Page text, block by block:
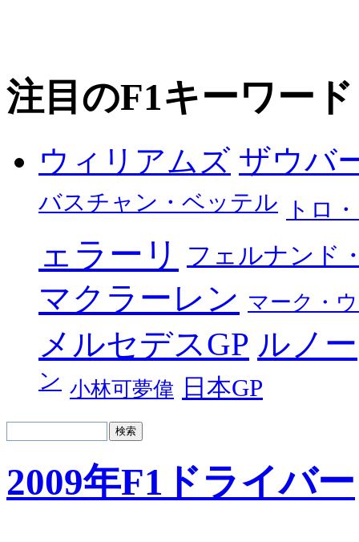
注目のF1キーワード
ウィリアムズ ザウバ
バスチャン・ベッテル トロ
ェラーリ フェルナンド
マクラーレン マーク・
メルセデスGP ルノー
ン 小林可夢偉 日本GP
2009年F1ドライバー